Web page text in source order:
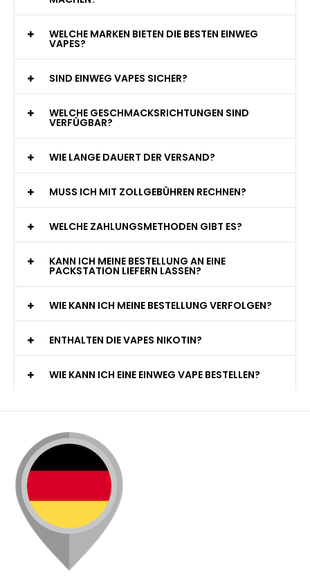
WELCHE MARKEN BIETEN DIE BESTEN EINWEG
VAPES?
SIND EINWEG VAPES SICHER?
WELCHE GESCHMACKSRICHTUNGEN SIND
VERFÜGBAR?
WIE LANGE DAUERT DER VERSAND?
MUSS ICH MIT ZOLLGEBÜHREN RECHNEN?
WELCHE ZAHLUNGSMETHODEN GIBT ES?
KANN ICH MEINE BESTELLUNG AN EINE
PACKSTATION LIEFERN LASSEN?
WIE KANN ICH MEINE BESTELLUNG VERFOLGEN?
ENTHALTEN DIE VAPES NIKOTIN?
WIE KANN ICH EINE EINWEG VAPE BESTELLEN?